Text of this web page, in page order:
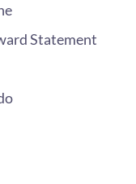
Statement